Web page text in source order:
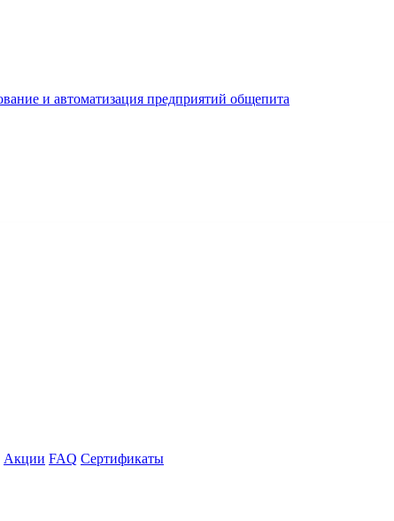
и автоматизация предприятий общепита
Акции FAQ Сертификаты